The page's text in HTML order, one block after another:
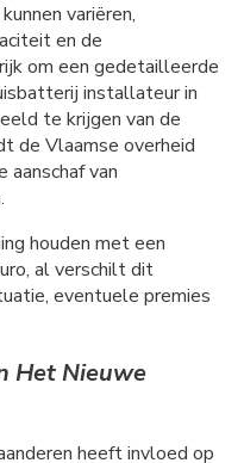
variëren,
en de
om een gedetailleerde
installateur in
te krijgen van de
de Vlaamse overheid
aanschaf van
houden met een
al verschilt dit
eventuele premies
Het Nieuwe
heeft invloed op